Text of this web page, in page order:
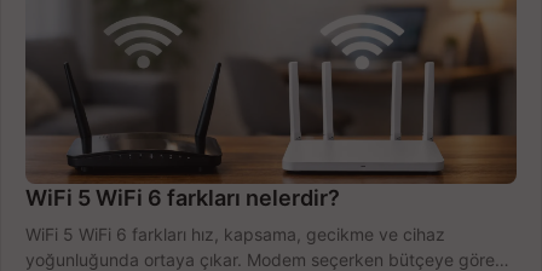
WiFi 5 WiFi 6 farkları nelerdir?
WiFi 5 WiFi 6 farkları hız, kapsama, gecikme ve cihaz
yoğunluğunda ortaya çıkar. Modem seçerken bütçeye göre